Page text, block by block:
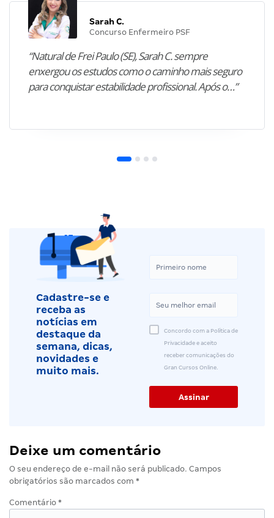
Sarah C.
Concurso Enfermeiro PSF
“Natural de Frei Paulo (SE), Sarah C. sempre
enxergou os estudos como o caminho mais seguro
para conquistar estabilidade profissional. Após o…”
Cadastre-se e
receba as
notícias em
destaque da
semana, dicas,
novidades e
muito mais.
Concordo com a Política de
Privacidade e aceito
receber comunicações do
Gran Cursos Online.
Deixe um comentário
O seu endereço de e-mail não será publicado. Campos
obrigatórios são marcados com *
Comentário *